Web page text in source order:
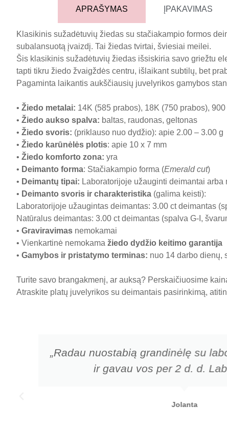
APRAŠYMAS ĮPAKAVIMAS
Klasikinis sužadėtuvių žiedas su stačiakampio formos
subalansuotą įvaizdį. Tai žiedas tvirtai, šviesiai meilei.
Šis klasikinis sužadėtuvių žiedas išsiskiria savo griežtu
tapti tikru žiedo žvaigždės centru, išlaikant subtilų, bet
Pagaminta laikantis aukščiausių juvelyrikos gamybos
• Žiedo metalai: 14K (585 prabos), 18K (750 prabos),
• Žiedo aukso spalva: baltas, raudonas, geltonas
• Žiedo svoris: (priklauso nuo dydžio): apie 2.00 – 3.00 g
• Žiedo karūnėlės plotis: apie 10 x 7 mm
• Žiedo komforto zona: yra
• Deimanto forma: Stačiakampio forma (Emerald cut)
• Deimantų tipai: Laboratorijoje užauginti deimantai arba
• Deimanto svoris ir charakteristika (galima keisti):
Laboratorijoje užaugintas deimantas: 3.00 ct deimantas
Natūralus deimantas: 3.00 ct deimantas (spalva G-I,
• Graviravimas nemokamai
• Vienkartinė nemokama žiedo dydžio keitimo garantija
• Gamybos ir pristatymo terminas: nuo 14 darbo dienų,
Turite savo brangakmenį, ar auksą? Perskaičiuosime
Atraskite platų juvelyrikos su deimantais pasirinkimą,
„Radau nuostabią grandinėlę su
ir gavau vos per 2 d. d.
Jolanta